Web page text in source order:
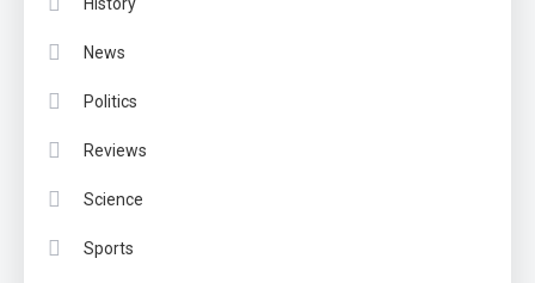
History
News
Politics
Reviews
Science
Sports